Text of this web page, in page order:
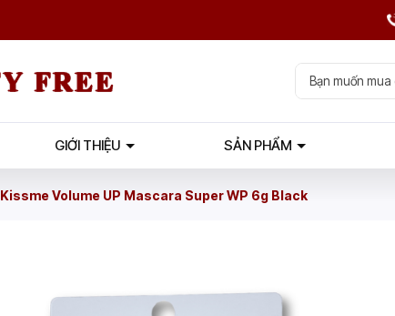
GIỚI THIỆU SẢN PHẨM
Kissme Volume UP Mascara Super WP 6g Black